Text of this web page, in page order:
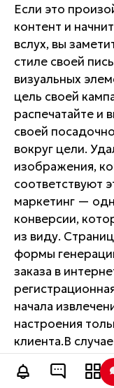
Если это
контент и
вслух, вы
стиле своей
визуальных
цель своей
распечатайте и
своей
вокруг цели.
изображения,
соответствуют
маркетинг —
конверсии,
из виду.
формы
заказа в
начала
настроения
клиента.В
достигли цели
генерации